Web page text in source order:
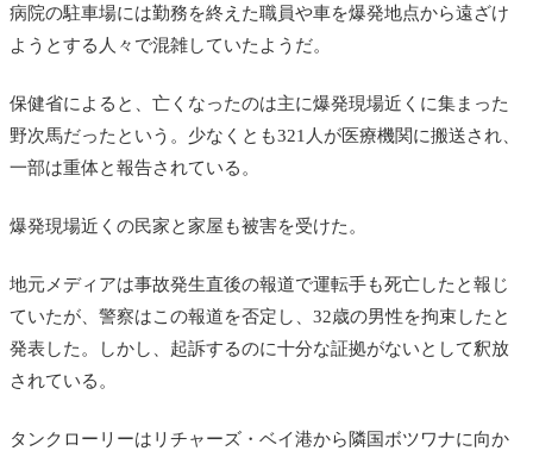
病院の駐車場には勤務を終えた職員や車を爆発地点から遠ざけ
ようとする人々で混雑していたようだ。
保健省によると、亡くなったのは主に爆発現場近くに集まった
野次馬だったという。少なくとも321人が医療機関に搬送され、
一部は重体と報告されている。
爆発現場近くの民家と家屋も被害を受けた。
地元メディアは事故発生直後の報道で運転手も死亡したと報じ
ていたが、警察はこの報道を否定し、32歳の男性を拘束したと
発表した。しかし、起訴するのに十分な証拠がないとして釈放
されている。
タンクローリーはリチャーズ・ベイ港から隣国ボツワナに向か